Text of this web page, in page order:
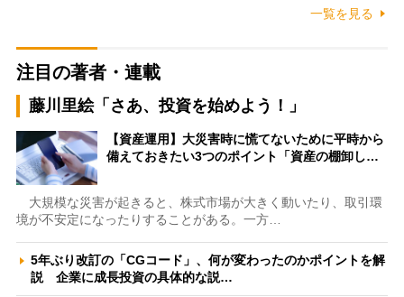
一覧を見る
注目の著者・連載
藤川里絵「さあ、投資を始めよう！」
【資産運用】大災害時に慌てないために平時から
備えておきたい3つのポイント「資産の棚卸し…
大規模な災害が起きると、株式市場が大きく動いたり、取引環
境が不安定になったりすることがある。一方…
5年ぶり改訂の「CGコード」、何が変わったのかポイントを解
説 企業に成長投資の具体的な説…